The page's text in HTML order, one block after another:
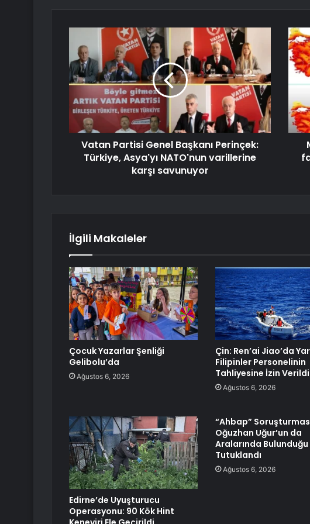
Vatan Partisi Genel Başkanı Perinçek:
Türkiye, Asya'yı NATO'nun varillerine
karşı savunuyor
İlgili Makaleler
Çocuk Yazarlar Şenliği
Gelibolu’da
Ağustos 6, 2026
Çin: Ren’ai Jiao’da
Filipinler Personelinin
Tahliyesine İzin Verildi
Ağustos 6, 2026
Edirne’de Uyuşturucu
Operasyonu: 90 Kök Hint
“Ahbap”
Oğuzhan Uğur’un da
Aralarında Bulunduğu
Tutuklandı
Ağustos 6, 2026